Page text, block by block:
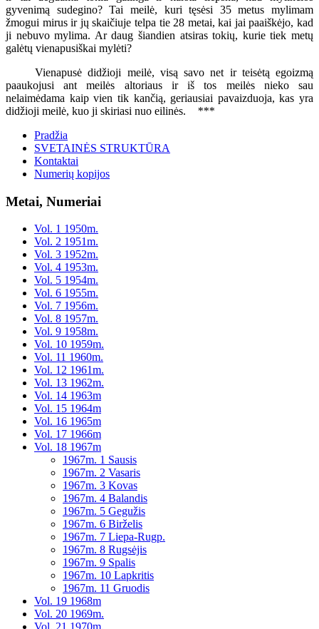
gyvenimą sudegino? Tai meilė, kuri tęsėsi 35 metus mylimam
žmogui mirus ir jų skaičiuje telpa tie 28 metai, kai jai paaiškėjo, kad
ji nebuvo mylima. Ar daug šiandien atsiras tokių, kurie tiek metų
galėtų vienapusiškai mylėti?
Vienapusė didžioji meilė, visą savo net ir teisėtą egoizmą
paaukojusi ant meilės altoriaus ir iš tos meilės nieko sau
nelaimėdama kaip vien tik kančią, geriausiai pavaizduoja, kas yra
didžioji meilė, kuo ji skiriasi nuo eilinės. ***
Pradžia
SVETAINĖS STRUKTŪRA
Kontaktai
Numerių kopijos
Metai, Numeriai
Vol. 1 1950m.
Vol. 2 1951m.
Vol. 3 1952m.
Vol. 4 1953m.
Vol. 5 1954m.
Vol. 6 1955m.
Vol. 7 1956m.
Vol. 8 1957m.
Vol. 9 1958m.
Vol. 10 1959m.
Vol. 11 1960m.
Vol. 12 1961m.
Vol. 13 1962m.
Vol. 14 1963m
Vol. 15 1964m
Vol. 16 1965m
Vol. 17 1966m
Vol. 18 1967m
1967m. 1 Sausis
1967m. 2 Vasaris
1967m. 3 Kovas
1967m. 4 Balandis
1967m. 5 Gegužis
1967m. 6 Birželis
1967m. 7 Liepa-Rugp.
1967m. 8 Rugsėjis
1967m. 9 Spalis
1967m. 10 Lapkritis
1967m. 11 Gruodis
Vol. 19 1968m
Vol. 20 1969m.